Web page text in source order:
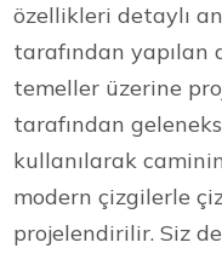
özellikleri detaylı
tarafından yapılan
temeller üzerine
tarafından
kullanılarak
modern çizgilerle
projelendirilir. Siz